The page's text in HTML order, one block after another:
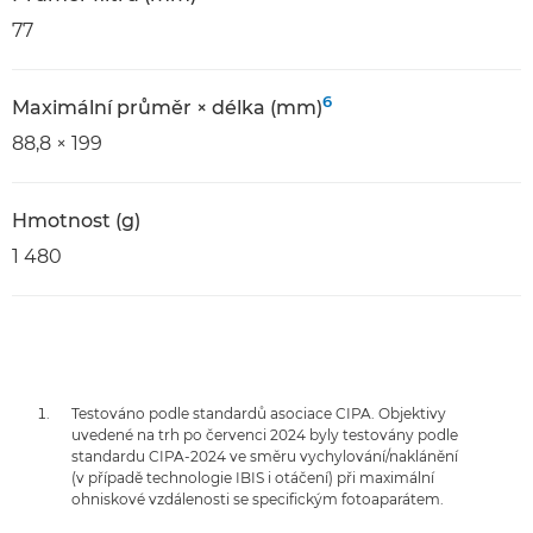
77
Maximální průměr × délka (mm)6
88,8 × 199
Hmotnost (g)
1 480
Testováno podle standardů asociace CIPA. Objektivy
uvedené na trh po červenci 2024 byly testovány podle
standardu CIPA-2024 ve směru vychylování/naklánění
(v případě technologie IBIS i otáčení) při maximální
ohniskové vzdálenosti se specifickým fotoaparátem.